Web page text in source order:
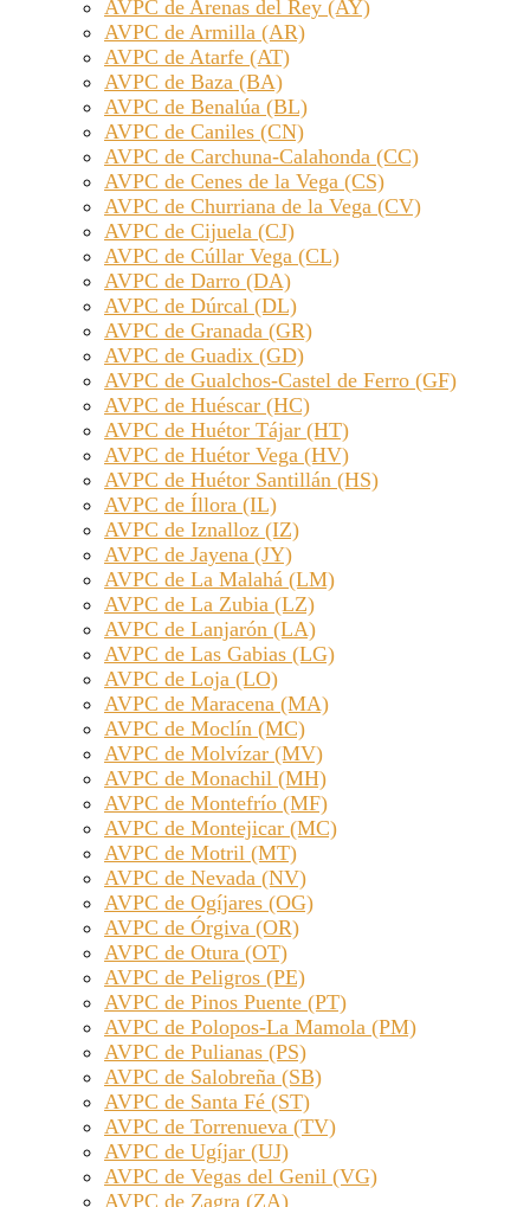
AVPC de Arenas del Rey (AY)
AVPC de Armilla (AR)
AVPC de Atarfe (AT)
AVPC de Baza (BA)
AVPC de Benalúa (BL)
AVPC de Caniles (CN)
AVPC de Carchuna-Calahonda (CC)
AVPC de Cenes de la Vega (CS)
AVPC de Churriana de la Vega (CV)
AVPC de Cijuela (CJ)
AVPC de Cúllar Vega (CL)
AVPC de Darro (DA)
AVPC de Dúrcal (DL)
AVPC de Granada (GR)
AVPC de Guadix (GD)
AVPC de Gualchos-Castel de Ferro (GF)
AVPC de Huéscar (HC)
AVPC de Huétor Tájar (HT)
AVPC de Huétor Vega (HV)
AVPC de Huétor Santillán (HS)
AVPC de Íllora (IL)
AVPC de Iznalloz (IZ)
AVPC de Jayena (JY)
AVPC de La Malahá (LM)
AVPC de La Zubia (LZ)
AVPC de Lanjarón (LA)
AVPC de Las Gabias (LG)
AVPC de Loja (LO)
AVPC de Maracena (MA)
AVPC de Moclín (MC)
AVPC de Molvízar (MV)
AVPC de Monachil (MH)
AVPC de Montefrío (MF)
AVPC de Montejicar (MC)
AVPC de Motril (MT)
AVPC de Nevada (NV)
AVPC de Ogíjares (OG)
AVPC de Órgiva (OR)
AVPC de Otura (OT)
AVPC de Peligros (PE)
AVPC de Pinos Puente (PT)
AVPC de Polopos-La Mamola (PM)
AVPC de Pulianas (PS)
AVPC de Salobreña (SB)
AVPC de Santa Fé (ST)
AVPC de Torrenueva (TV)
AVPC de Ugíjar (UJ)
AVPC de Vegas del Genil (VG)
AVPC de Zagra (ZA)